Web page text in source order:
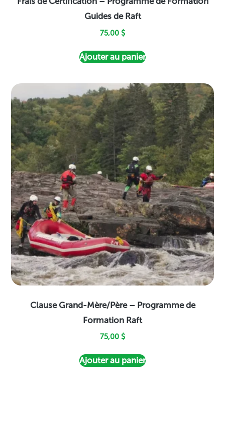
Guides de Raft
75,00 $
Ajouter au panier
Clause Grand-Mère/Père – Programme de
Formation Raft
75,00 $
Ajouter au panier